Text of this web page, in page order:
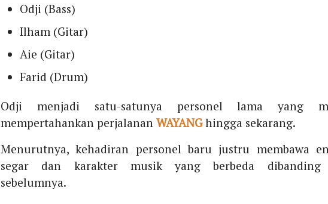
Odji (Bass)
Ilham (Gitar)
Aie (Gitar)
Farid (Drum)
Odji menjadi satu-satunya personel lama yang
mempertahankan perjalanan WAYANGhingga sekarang.
Menurutnya, kehadiran personel baru justru membawa
segar dan karakter musik yang berbeda dibanding
sebelumnya.